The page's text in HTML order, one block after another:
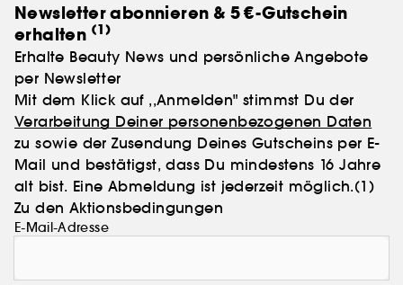
Newsletter abonnieren & 5 €-Gutschein
erhalten (1)
Erhalte Beauty News und persönliche Angebote
per Newsletter
Mit dem Klick auf ,,Anmelden" stimmst Du der
Verarbeitung Deiner personenbezogenen Daten
zu sowie der Zusendung Deines Gutscheins per E-
Mail und bestätigst, dass Du mindestens 16 Jahre
alt bist. Eine Abmeldung ist jederzeit möglich.(1)
Zu den Aktionsbedingungen
E-Mail-Adresse